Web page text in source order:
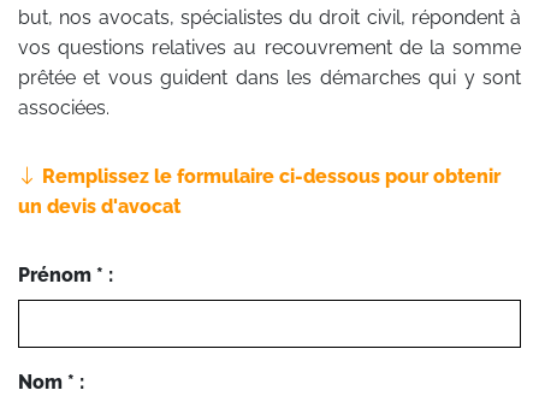
but, nos avocats, spécialistes du droit civil, répondent à
vos questions relatives au recouvrement de la somme
prêtée et vous guident dans les démarches qui y sont
associées.
Remplissez le formulaire ci-dessous pour obtenir
un devis d'avocat
Prénom * :
Nom * :